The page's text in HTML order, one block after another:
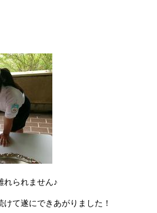
れられません♪
て遂にできあがりました！